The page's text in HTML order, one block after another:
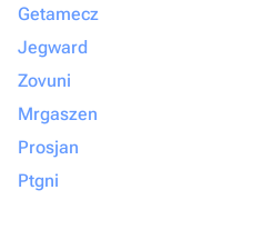
Getamecz
Jegward
Zovuni
Mrgaszen
Prosjan
Ptgni